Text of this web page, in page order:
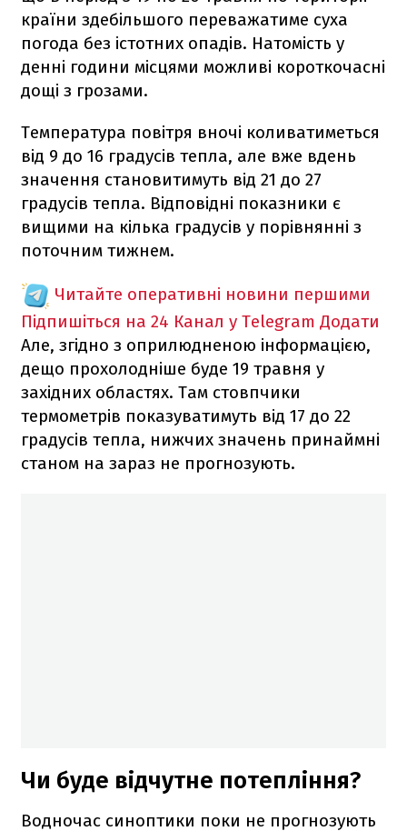
країни здебільшого переважатиме суха
погода без істотних опадів. Натомість у
денні години місцями можливі короткочасні
дощі з грозами.
Температура повітря вночі коливатиметься
від 9 до 16 градусів тепла, але вже вдень
значення становитимуть від 21 до 27
градусів тепла. Відповідні показники є
вищими на кілька градусів у порівнянні з
поточним тижнем.
Читайте оперативні новини першими
Підпишіться на 24 Канал у Telegram Додати
Але, згідно з оприлюдненою інформацією,
дещо прохолодніше буде 19 травня у
західних областях. Там стовпчики
термометрів показуватимуть від 17 до 22
градусів тепла, нижчих значень принаймні
станом на зараз не прогнозують.
Чи буде відчутне потепління?
Водночас синоптики поки не прогнозують